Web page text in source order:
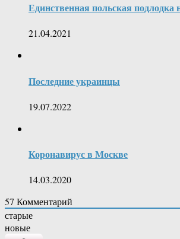
Единственная польская подлодка
21.04.2021
Последние украинцы
19.07.2022
Коронавирус в Москве
14.03.2020
57 Комментарий
старые
новые